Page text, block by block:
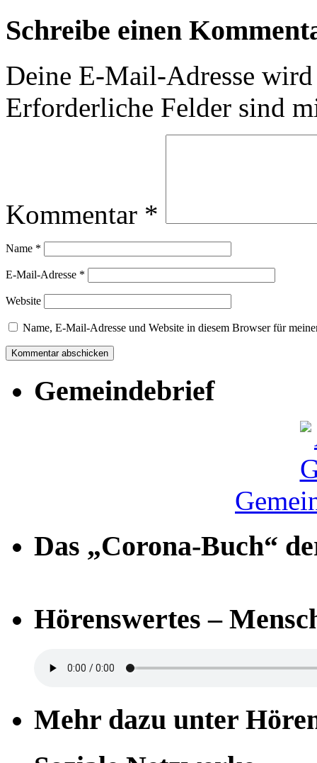
Schreibe einen
Deine E-Mail-Adresse
Erforderliche Felder sind
Kommentar *
Name *
E-Mail-Adresse *
Website
Name, E-Mail-Adresse und Website in diesem Browser für
Gemeindebrief
Das „Corona-Buch“
Hörenswertes –
Mehr dazu unter